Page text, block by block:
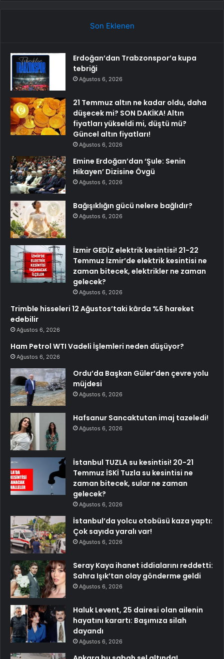
Son Eklenen
Erdoğan’dan Trabzonspor’a kupa
tebriği
Ağustos 6, 2026
21 Temmuz altın ne kadar oldu, daha
düşecek mi? SON DAKİKA! Altın
fiyatları yükseldi mi, düştü mü?
Güncel altın fiyatları!
Ağustos 6, 2026
Emine Erdoğan’dan ‘Şule: Senin
Hikayen’ Dizisine Övgü
Ağustos 6, 2026
Bağışıklığın gücü nelere bağlıdır?
Ağustos 6, 2026
İzmir GEDİZ elektrik kesintisi! 21-22
Temmuz İzmir’de elektrik kesintisi ne
zaman bitecek, elektrikler ne zaman
gelecek?
Ağustos 6, 2026
Trimble hisseleri 12 Ağustos’taki kârda %6 hareket
edebilir
Ağustos 6, 2026
Ham Petrol WTI Vadeli İşlemleri neden düşüyor?
Ağustos 6, 2026
Ordu’da Başkan Güler’den çevre yolu
müjdesi
Ağustos 6, 2026
Hafsanur Sancaktutan imaj tazeledi!
Ağustos 6, 2026
İstanbul TUZLA su kesintisi! 20-21
Temmuz İSKİ Tuzla su kesintisi ne
zaman bitecek, sular ne zaman
gelecek?
Ağustos 6, 2026
İstanbul’da yolcu otobüsü kaza yaptı:
Çok sayıda yaralı var!
Ağustos 6, 2026
Seray Kaya ihanet iddialarını reddetti:
Sahra Işık’tan olay gönderme geldi
Ağustos 6, 2026
Haluk Levent, 25 dairesi olan ailenin
hayatını karartı: Başımıza silah
dayandı
Ağustos 6, 2026